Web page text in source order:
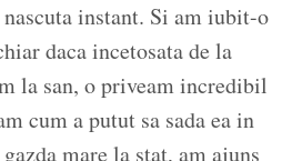
instant. Si am iubit-o
daca incetosata de la
la san, o priveam incredibil
cum a putut sa sada ea in
mare la stat, am ajuns